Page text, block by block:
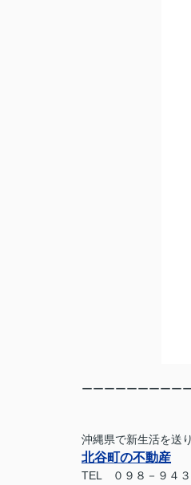
ーーーーーーーーー
沖縄県で新生活を送
北谷町の不動産
TEL ０９８－９４３